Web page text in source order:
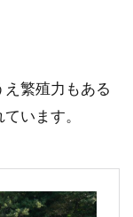
繁殖力もある
います。